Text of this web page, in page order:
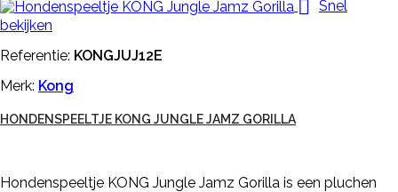

Snel
bekijken
Referentie: KONGJUJ12E
Merk: Kong
HONDENSPEELTJE KONG JUNGLE JAMZ GORILLA
Hondenspeeltje KONG Jungle Jamz Gorilla is een pluchen